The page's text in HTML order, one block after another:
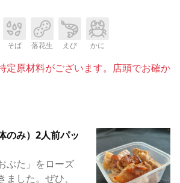
そば 落花生 えび かに
定原材料がございます。店頭でお確か
のみ）2人前パッ
ぶた」をローズ
した。ぜひ、